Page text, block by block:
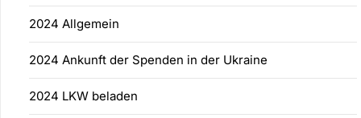
2024 Allgemein
2024 Ankunft der Spenden in der Ukraine
2024 LKW beladen